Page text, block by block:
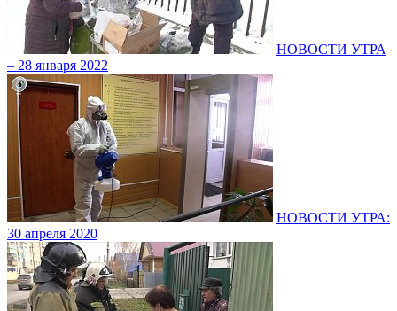
НОВОСТИ УТРА
– 28 января 2022
НОВОСТИ УТРА:
30 апреля 2020